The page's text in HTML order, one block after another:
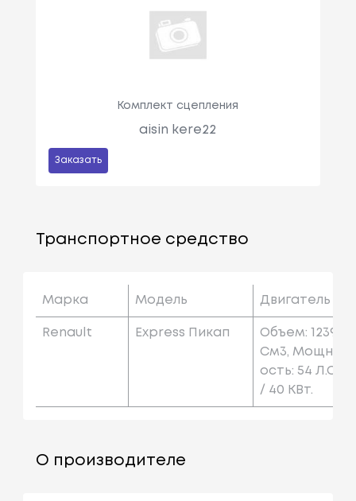
Комплект сцепления
aisin kere22
Заказать
Транспортное средство
Марка Модель Двигатель
Renault Express Пикап
Объем: 1239
См3, Мощн
Ость: 54 Л.с.
/ 40 КВт.
О производителе